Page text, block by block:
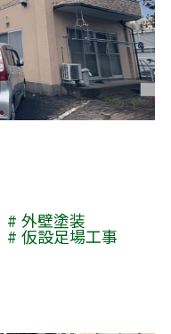
外壁塗装
仮設足場工事